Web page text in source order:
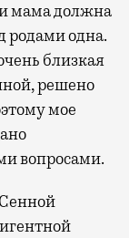
мама должна
родами одна.
близкая
решено
мое
вопросами.